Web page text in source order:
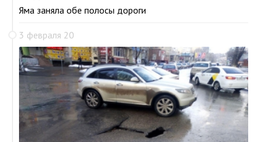
Яма заняла обе полосы дороги
3 февраля 20